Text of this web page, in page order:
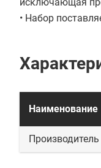
• Набор
Наименование
Производитель